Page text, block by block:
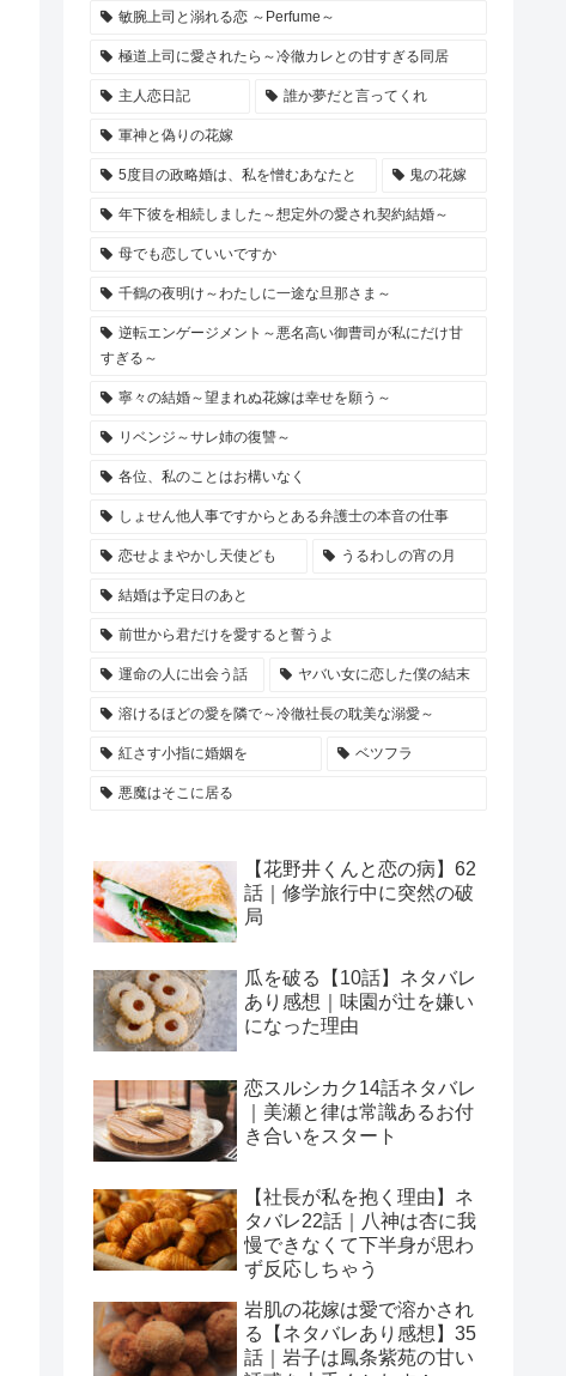
敏腕上司と溺れる恋 ～Perfume～
極道上司に愛されたら～冷徹カレとの甘すぎる同居
主人恋日記 誰か夢だと言ってくれ
軍神と偽りの花嫁
5度目の政略婚は、私を憎むあなたと 鬼の花嫁
年下彼を相続しました～想定外の愛され契約結婚～
母でも恋していいですか
千鶴の夜明け～わたしに一途な旦那さま～
逆転エンゲージメント～悪名高い御曹司が私にだけ甘
すぎる～
寧々の結婚～望まれぬ花嫁は幸せを願う～
リベンジ～サレ姉の復讐～
各位、私のことはお構いなく
しょせん他人事ですからとある弁護士の本音の仕事
恋せよまやかし天使ども うるわしの宵の月
結婚は予定日のあと
前世から君だけを愛すると誓うよ
運命の人に出会う話 ヤバい女に恋した僕の結末
溶けるほどの愛を隣で～冷徹社長の耽美な溺愛～
紅さす小指に婚姻を ベツフラ
悪魔はそこに居る
【花野井くんと恋の病】62
話｜修学旅行中に突然の破
局
瓜を破る【10話】ネタバレ
あり感想｜味園が辻を嫌い
になった理由
恋スルシカク14話ネタバレ
｜美瀬と律は常識あるお付
き合いをスタート
【社長が私を抱く理由】ネ
タバレ22話｜八神は杏に我
慢できなくて下半身が思わ
ず反応しちゃう
岩肌の花嫁は愛で溶かされ
る【ネタバレあり感想】35
話｜岩子は鳳条紫苑の甘い